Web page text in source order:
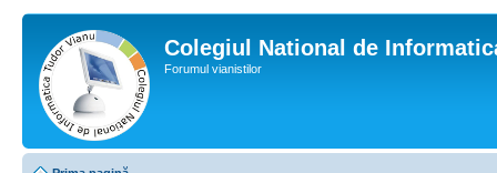
Colegiul National de
Forumul vianistilor